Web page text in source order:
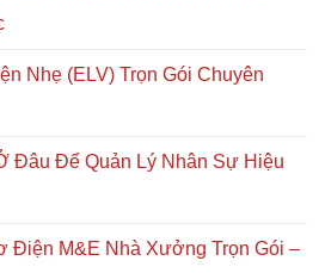
Nhẹ (ELV) Trọn Gói Chuyên
Đâu Để Quản Lý Nhân Sự Hiệu
Điện M&E Nhà Xưởng Trọn Gói –